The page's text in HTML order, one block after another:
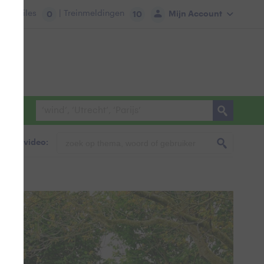
Mijn Account
Files 0 | Treinmeldingen 10
& video: